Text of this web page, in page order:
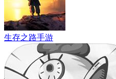
生存之路手游